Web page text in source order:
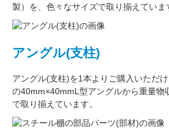
製）を、色々なサイズで取り揃えていま
アングル(支柱)
アングル(支柱)を1本よりご購入いただ
の40mm×40mmL型アングルから重量物
で取り揃えています。